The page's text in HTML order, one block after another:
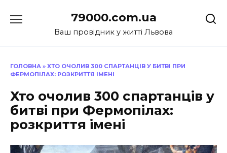
до
79000.com.ua
Ваш провідник у житті Львова
ГОЛОВНА » ХТО ОЧОЛИВ 300 СПАРТАНЦІВ У БИТВІ ПРИ
ФЕРМОПІЛАХ: РОЗКРИТТЯ ІМЕНІ
Хто очолив 300 спартанців у
битві при Фермопілах:
розкриття імені